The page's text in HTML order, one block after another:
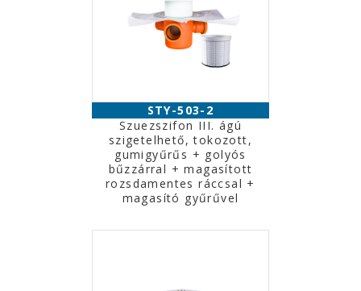
STY-503-2
Szuezszifon III. ágú
szigetelhető, tokozott,
gumigyűrűs + golyós
bűzzárral + magasított
rozsdamentes ráccsal +
magasító gyűrűvel